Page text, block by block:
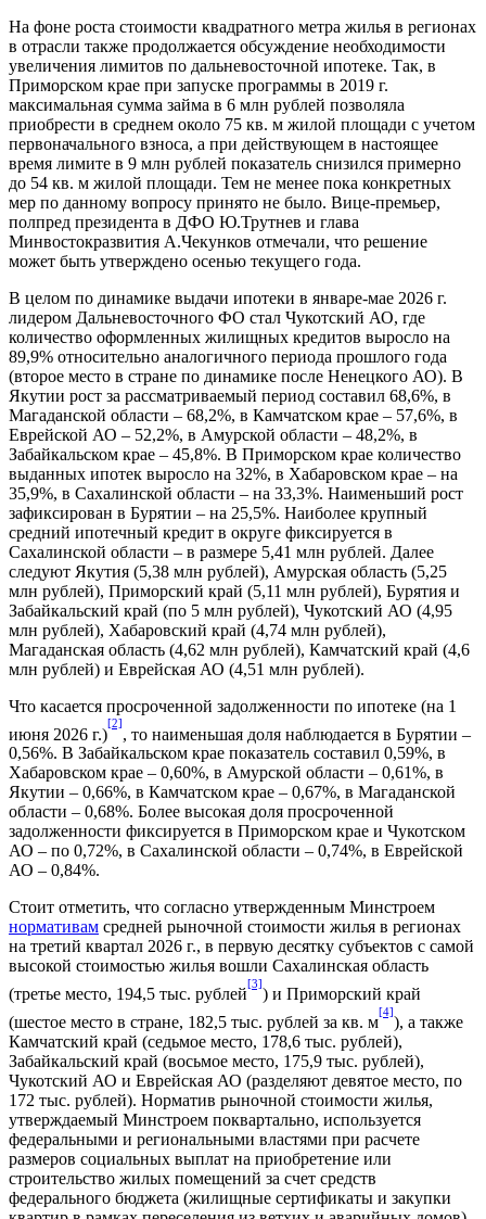
На фоне роста стоимости квадратного метра жилья в регионах
в отрасли также продолжается обсуждение необходимости
увеличения лимитов по дальневосточной ипотеке. Так, в
Приморском крае при запуске программы в 2019 г.
максимальная сумма займа в 6 млн рублей позволяла
приобрести в среднем около 75 кв. м жилой площади с учетом
первоначального взноса, а при действующем в настоящее
время лимите в 9 млн рублей показатель снизился примерно
до 54 кв. м жилой площади. Тем не менее пока конкретных
мер по данному вопросу принято не было. Вице-премьер,
полпред президента в ДФО Ю.Трутнев и глава
Минвостокразвития А.Чекунков отмечали, что решение
может быть утверждено осенью текущего года.
В целом по динамике выдачи ипотеки в январе-мае 2026 г.
лидером Дальневосточного ФО стал Чукотский АО, где
количество оформленных жилищных кредитов выросло на
89,9% относительно аналогичного периода прошлого года
(второе место в стране по динамике после Ненецкого АО). В
Якутии рост за рассматриваемый период составил 68,6%, в
Магаданской области – 68,2%, в Камчатском крае – 57,6%, в
Еврейской АО – 52,2%, в Амурской области – 48,2%, в
Забайкальском крае – 45,8%. В Приморском крае количество
выданных ипотек выросло на 32%, в Хабаровском крае – на
35,9%, в Сахалинской области – на 33,3%. Наименьший рост
зафиксирован в Бурятии – на 25,5%. Наиболее крупный
средний ипотечный кредит в округе фиксируется в
Сахалинской области – в размере 5,41 млн рублей. Далее
следуют Якутия (5,38 млн рублей), Амурская область (5,25
млн рублей), Приморский край (5,11 млн рублей), Бурятия и
Забайкальский край (по 5 млн рублей), Чукотский АО (4,95
млн рублей), Хабаровский край (4,74 млн рублей),
Магаданская область (4,62 млн рублей), Камчатский край (4,6
млн рублей) и Еврейская АО (4,51 млн рублей).
Что касается просроченной задолженности по ипотеке (на 1
июня 2026 г.)
[2]
, то наименьшая доля наблюдается в Бурятии –
0,56%. В Забайкальском крае показатель составил 0,59%, в
Хабаровском крае – 0,60%, в Амурской области – 0,61%, в
Якутии – 0,66%, в Камчатском крае – 0,67%, в Магаданской
области – 0,68%. Более высокая доля просроченной
задолженности фиксируется в Приморском крае и Чукотском
АО – по 0,72%, в Сахалинской области – 0,74%, в Еврейской
АО – 0,84%.
Стоит отметить, что согласно утвержденным Минстроем
нормативам средней рыночной стоимости жилья в регионах
на третий квартал 2026 г., в первую десятку субъектов с самой
высокой стоимостью жилья вошли Сахалинская область
(третье место, 194,5 тыс. рублей
[3]
) и Приморский край
(шестое место в стране, 182,5 тыс. рублей за кв. м
[4]
), а также
Камчатский край (седьмое место, 178,6 тыс. рублей),
Забайкальский край (восьмое место, 175,9 тыс. рублей),
Чукотский АО и Еврейская АО (разделяют девятое место, по
172 тыс. рублей). Норматив рыночной стоимости жилья,
утверждаемый Минстроем поквартально, используется
федеральными и региональными властями при расчете
размеров социальных выплат на приобретение или
строительство жилых помещений за счет средств
федерального бюджета (жилищные сертификаты и закупки